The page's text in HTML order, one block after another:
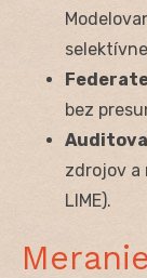
bez
zdrojov a
LIME).